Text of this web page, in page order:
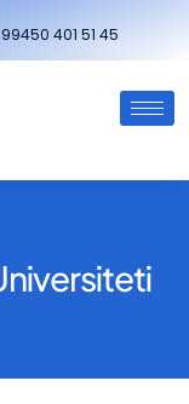
401 51 45